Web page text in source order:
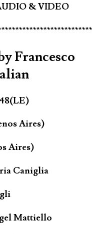
& VIDEO
Francesco
Aires)
Aires)
Caniglia
Mattiello